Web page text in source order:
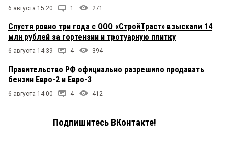
6 августа 15:20 1 271
Спустя ровно три года с ООО «СтройТраст» взыскали 14
млн рублей за гортензии и тротуарную плитку
6 августа 14:39 4 394
Правительство РФ официально разрешило продавать
бензин Евро-2 и Евро-3
6 августа 14:00 4 412
Подпишитесь ВКонтакте!